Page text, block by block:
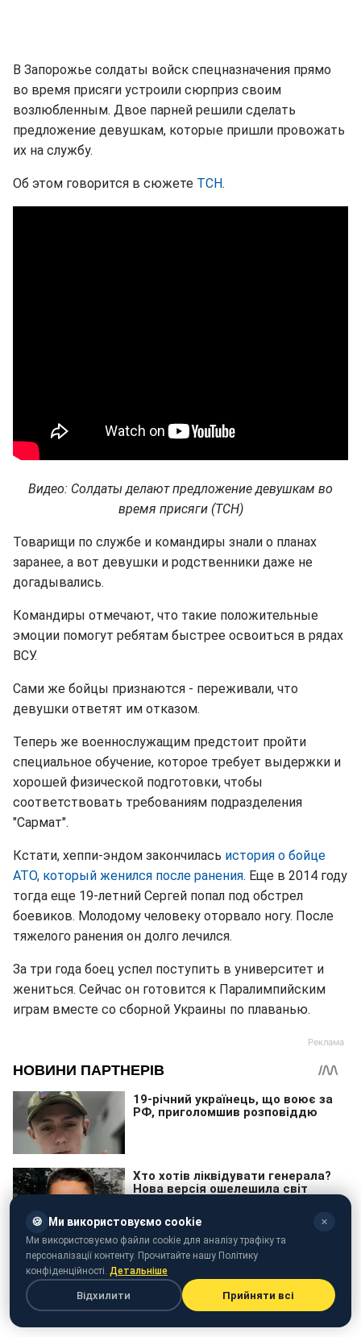
В Запорожье солдаты войск спецназначения прямо
во время присяги устроили сюрприз своим
возлюбленным. Двое парней решили сделать
предложение девушкам, которые пришли провожать
их на службу.
Об этом говорится в сюжете ТСН.
Видео: Солдаты делают предложение девушкам во
время присяги (ТСН)
Товарищи по службе и командиры знали о планах
заранее, а вот девушки и родственники даже не
догадывались.
Командиры отмечают, что такие положительные
эмоции помогут ребятам быстрее освоиться в рядах
ВСУ.
Сами же бойцы признаются - переживали, что
девушки ответят им отказом.
Теперь же военнослужащим предстоит пройти
специальное обучение, которое требует выдержки и
хорошей физической подготовки, чтобы
соответствовать требованиям подразделения
"Сармат".
Кстати, хеппи-эндом закончилась история о бойце
АТО, который женился после ранения. Еще в 2014 году
тогда еще 19-летний Сергей попал под обстрел
боевиков. Молодому человеку оторвало ногу. После
тяжелого ранения он долго лечился.
За три года боец успел поступить в университет и
жениться. Сейчас он готовится к Паралимпийским
играм вместе со сборной Украины по плаванью.
🍪 Ми використовуємо cookie ✕
Ми використовуємо файли cookie для аналізу трафіку та
персоналізації контенту. Прочитайте нашу Політику
конфіденційності. Детальніше
Відхилити Прийняти всі